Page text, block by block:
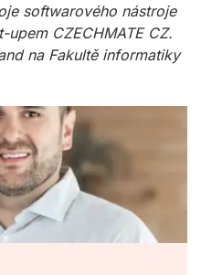
softwarového nástroje
CZECHMATE CZ.
na Fakultě informatiky